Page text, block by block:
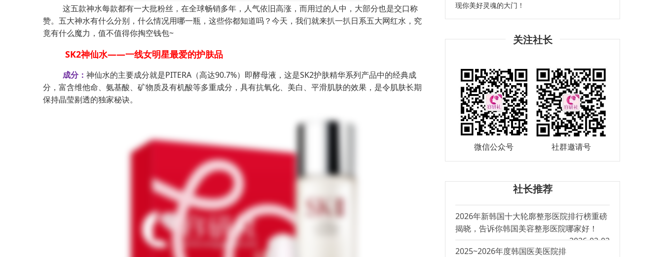
这五款神水每款都有一大批粉丝，在全球畅销多年，人气依旧高涨，而用过的人中，大部分也是交口称
赞。五大神水有什么分别，什么情况用哪一瓶，这些你都知道吗？今天，我们就来扒一扒日系五大网红水，究
竟有什么魔力，值不值得你掏空钱包~
SK2神仙水——一线女明星最爱的护肤品
成分： 神仙水的主要成分就是PITERA（高达90.7%）即酵母液，这是SK2护肤精华系列产品中的经典成
分，富含维他命、氨基酸、矿物质及有机酸等多重成分，具有抗氧化、美白、平滑肌肤的效果，是令肌肤长期
保持晶莹剔透的独家秘诀。
现你美好灵魂的大门！
关注社长
微信公众号 社群邀请号
社长推荐
2026年新韩国十大轮廓整形医院排行榜重磅
揭晓，告诉你韩国美容整形医院哪家好！
2026-02-02
2025~2026年度韩国医美医院排